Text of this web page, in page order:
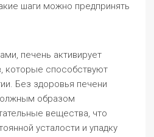
шаги можно предпринять
печень активирует
которые способствуют
Без здоровья печени
образом
вещества, что
усталости и упадку